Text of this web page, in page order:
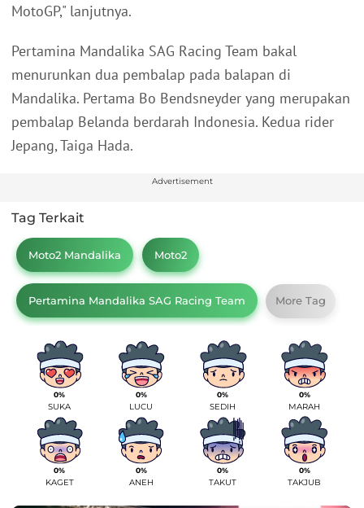
MotoGP," lanjutnya.
Pertamina Mandalika SAG Racing Team bakal
menurunkan dua pembalap pada balapan di
Mandalika. Pertama Bo Bendsneyder yang merupakan
pembalap Belanda berdarah Indonesia. Kedua rider
Jepang, Taiga Hada.
Advertisement
Tag Terkait
Moto2 Mandalika Moto2
Pertamina Mandalika SAG Racing Team More Tag
0%
SUKA
0%
LUCU
0%
SEDIH
0%
MARAH
0%
KAGET
0%
ANEH
0%
TAKUT
0%
TAKJUB